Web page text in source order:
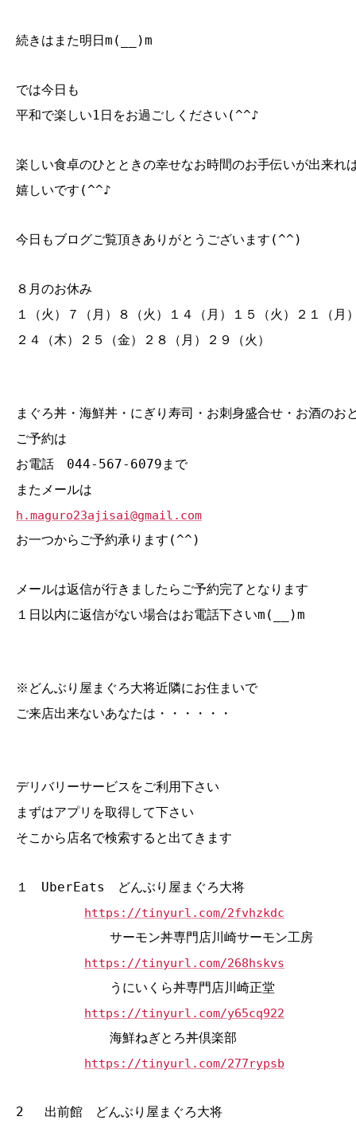
続きはまた明日m(__)m
では今日も
平和で楽しい1日をお過ごしください(^^♪
楽しい食卓のひとときの幸せなお時間のお手伝いが出来れ
嬉しいです(^^♪
今日もブログご覧頂きありがとうございます(^^)
８月のお休み
１（火）７（月）８（火）１４（月）１５（火）２１（月
２４（木）２５（金）２８（月）２９（火）
まぐろ丼・海鮮丼・にぎり寿司・お刺身盛合せ・お酒のお
ご予約は
お電話 044‐567‐6079まで
またメールは
h.maguro23ajisai@gmail.com
お一つからご予約承ります(^^)
メールは返信が行きましたらご予約完了となります
１日以内に返信がない場合はお電話下さいm(__)m
※どんぶり屋まぐろ大将近隣にお住まいで
ご来店出来ないあなたは・・・・・・
デリバリーサービスをご利用下さい
まずはアプリを取得して下さい
そこから店名で検索すると出てきます
１ UberEats どんぶり屋まぐろ大将
https://tinyurl.com/2fvhzkdc
サーモン丼専門店川崎サーモン工房
https://tinyurl.com/268hskvs
うにいくら丼専門店川崎正堂
https://tinyurl.com/y65cq922
海鮮ねぎとろ丼倶楽部
https://tinyurl.com/277rypsb
2 出前館 どんぶり屋まぐろ大将